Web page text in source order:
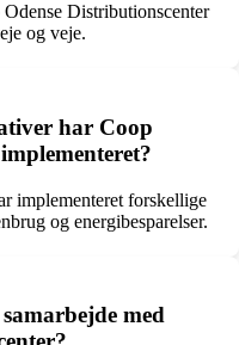
Distributionscenter
og veje.
har Coop
implementeret forskellige
og energibesparelser.
med